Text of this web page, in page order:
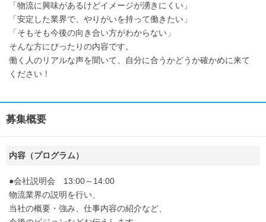
「物流に興味があるけどイメージが湧きにくい」
「安定した業界で、やりがいを持って働きたい」
「そもそも今後の向き合い方がわからない」
そんな方にぴったりの内容です。
働く人のリアルな声を聞いて、自分に合うかどうか確かめに来て
ください！
募集概要
内容（プログラム）
●会社説明会 13:00～14:00
物流業界の説明を行い、
当社の概要・強み、仕事内容の紹介など、